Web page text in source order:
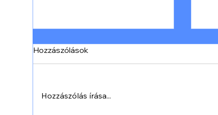
Hozzászólások
Hozzászólás írása...